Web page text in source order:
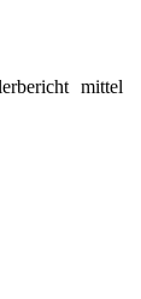
mittel